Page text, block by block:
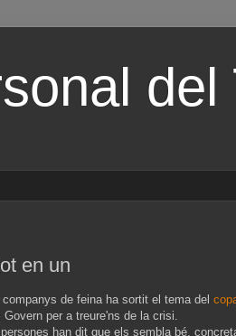
en un
de feina ha sortit el tema del
per a treure'ns de la crisi.
han dit que els sembla bé,